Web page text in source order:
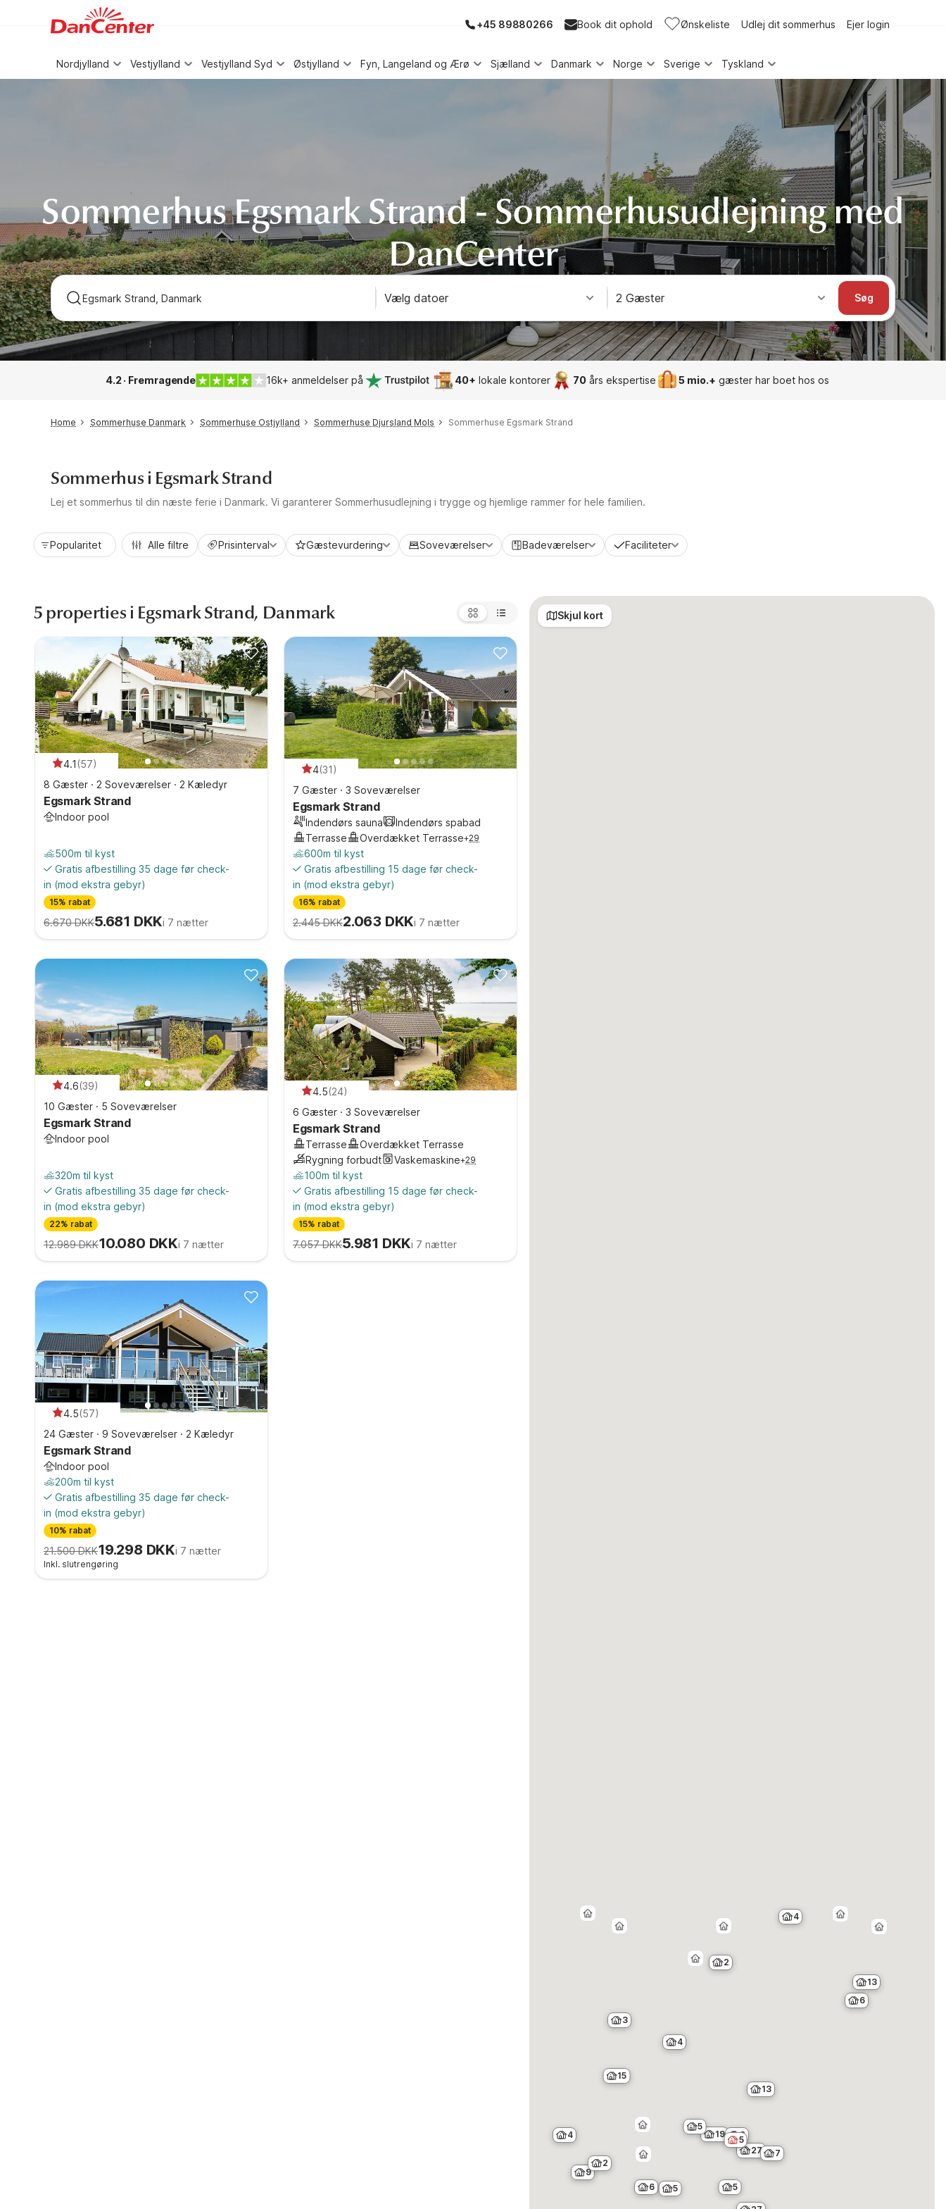
WIZARD MEMBER
+45 89880266 Book dit ophold Ønskeliste Udlej dit sommerhus Ejer login
Nordjylland Vestjylland Vestjylland Syd Østjylland Fyn, Langeland og Ærø Sjælland Danmark Norge Sverige Tyskland
Sommerhus Egsmark Strand - Sommerhusudlejning med
DanCenter
Vælg datoer 2 Gæster Søg
4.2 · Fremragende 16k+ anmeldelser på 40+ lokale kontorer 70 års ekspertise 5 mio.+ gæster har boet hos os
Home Sommerhuse Danmark Sommerhuse Ostjylland Sommerhuse Djursland Mols Sommerhuse Egsmark Strand
Sommerhus i Egsmark Strand
Lej et sommerhus til din næste ferie i Danmark. Vi garanterer Sommerhusudlejning i trygge og hjemlige rammer for hele familien.
Popularitet Alle filtre Prisinterval Gæstevurdering Soveværelser Badeværelser Faciliteter
5 properties i Egsmark Strand, Danmark
4.1 (57)
8 Gæster · 2 Soveværelser · 2 Kæledyr
Egsmark Strand
Indoor pool
500m til kyst
Gratis afbestilling 35 dage før check-
in (mod ekstra gebyr)
15% rabat
6.670 DKK5.681 DKKi 7 nætter
4(31)
7 Gæster · 3 Soveværelser
Egsmark Strand
Indendørs sauna
Indendørs spabad
Terrasse
Overdækket Terrasse+29
600m til kyst
Gratis afbestilling 15 dage før check-
in (mod ekstra gebyr)
16% rabat
2.445 DKK2.063 DKKi 7 nætter
4.6(39)
10 Gæster · 5 Soveværelser
Egsmark Strand
Indoor pool
320m til kyst
Gratis afbestilling 35 dage før check-
in (mod ekstra gebyr)
22% rabat
12.989 DKK10.080 DKKi 7 nætter
4.5(24)
6 Gæster · 3 Soveværelser
Egsmark Strand
Terrasse
Overdækket Terrasse
Rygning forbudt
Vaskemaskine+29
100m til kyst
Gratis afbestilling 15 dage før check-
in (mod ekstra gebyr)
15% rabat
7.057 DKK5.981 DKKi 7 nætter
4.5(57)
24 Gæster · 9 Soveværelser · 2 Kæledyr
Egsmark Strand
Indoor pool
200m til kyst
Gratis afbestilling 35 dage før check-
in (mod ekstra gebyr)
10% rabat
21.500 DKK19.298 DKKi 7 nætter
Inkl. slutrengøring
Skjul kort
5
15
13
27
19
6
7
13
5
5
5
9
4
2
6
3
2
4
2
4